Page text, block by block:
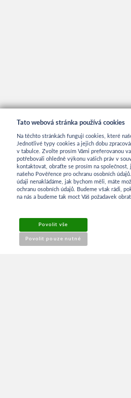
INFORMACE
Reklamace
Tato webová stránka používá cookies
Na těchto stránkách fungují cookies, které
Jednotlivé typy cookies a jejich dobu
v tabulce. Zvolte prosím Vámi preferovanou
potřebovali ohledně výkonu vašich práv v
kontaktovat, obraťte se prosím na společnost,
našeho Pověřence pro ochranu osobních
údaji nenakládáme, jak bychom měli, máte
ochranu osobních údajů. Budeme však rádi,
na nás a budeme tak moct Váš požadavek
Povolit vše
Povolit pouze nutné